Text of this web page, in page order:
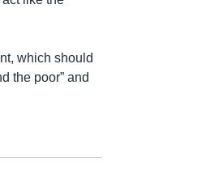
which should
the poor” and